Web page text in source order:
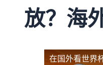
放？海
在国外看世界